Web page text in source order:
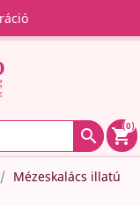
 shopping_cart
(0)
Mézeskalács illatú